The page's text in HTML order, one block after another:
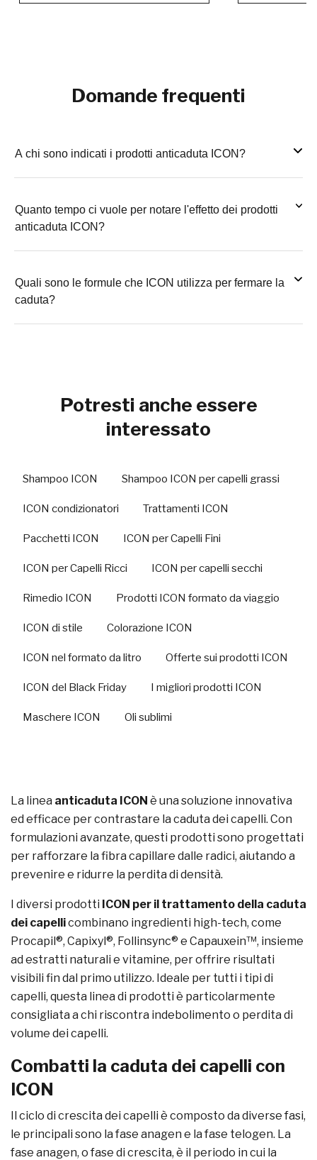
Domande frequenti
A chi sono indicati i prodotti anticaduta ICON?
Quanto tempo ci vuole per notare l'effetto dei prodotti
anticaduta ICON?
Quali sono le formule che ICON utilizza per fermare la
caduta?
Potresti anche essere
interessato
Shampoo ICON Shampoo ICON per capelli grassi
ICON condizionatori Trattamenti ICON
Pacchetti ICON ICON per Capelli Fini
ICON per Capelli Ricci ICON per capelli secchi
Rimedio ICON Prodotti ICON formato da viaggio
ICON di stile Colorazione ICON
ICON nel formato da litro Offerte sui prodotti ICON
ICON del Black Friday I migliori prodotti ICON
Maschere ICON Oli sublimi
La linea anticaduta ICON è una soluzione innovativa
ed efficace per contrastare la caduta dei capelli. Con
formulazioni avanzate, questi prodotti sono progettati
per rafforzare la fibra capillare dalle radici, aiutando a
prevenire e ridurre la perdita di densità.
I diversi prodotti ICON per il trattamento della caduta
dei capellicombinano ingredienti high-tech, come
Procapil®, Capixyl®, Follinsync® e Capauxein™, insieme
ad estratti naturali e vitamine, per offrire risultati
visibili fin dal primo utilizzo. Ideale per tutti i tipi di
capelli, questa linea di prodotti è particolarmente
consigliata a chi riscontra indebolimento o perdita di
volume dei capelli.
Combatti la caduta dei capelli con
ICON
Il ciclo di crescita dei capelli è composto da diverse fasi,
le principali sono la fase anagen e la fase telogen. La
fase anagen, o fase di crescita, è il periodo in cui la